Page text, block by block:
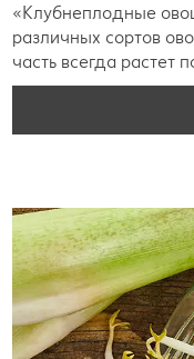
«Клубнеплодные
различных сортов
часть всегда растет